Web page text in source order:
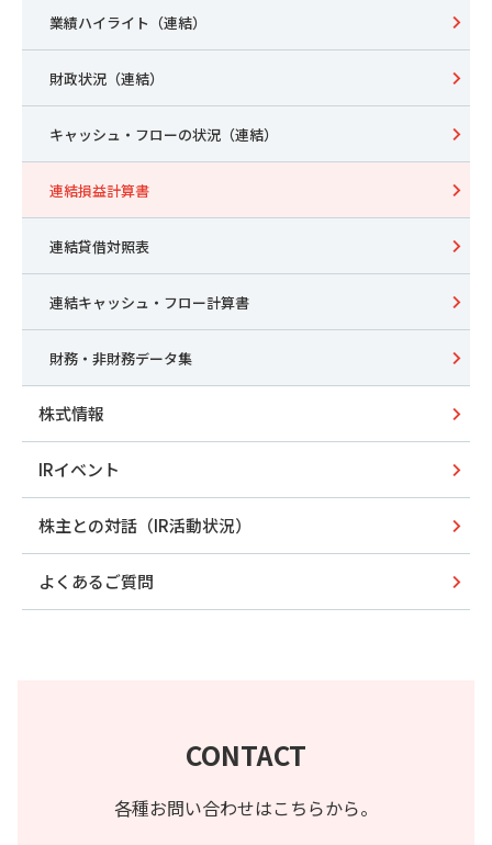
業績ハイライト（連結）
財政状況（連結）
キャッシュ・フローの状況（連結）
連結損益計算書
連結貸借対照表
連結キャッシュ・フロー計算書
財務・非財務データ集
株式情報
IRイベント
株主との対話（IR活動状況）
よくあるご質問
CONTACT
各種お問い合わせはこちらから。